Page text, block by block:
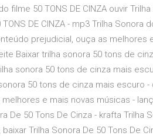
filme 50 TONS DE CINZA ouvir
DE CINZA - mp3 Trilha Sonora
prejudicial, ouça as melhores
Baixar trilha sonora 50 tons de
sonora 50 tons de cinza mais
50 tons de cinza mais escuro -
e mais novas músicas -
De 50 Tons De Cinza - krafta Trilha
Trilha Sonora De 50 Tons De